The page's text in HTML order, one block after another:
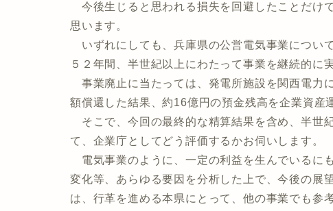
今後生じると思われる損失を回避したことだけ
思います。
いずれにしても、兵庫県の公営電気事業につい
５２年間、半世紀以上にわたって事業を継続的に
事業廃止に当たっては、発電所施設を関西電力
額償還した結果、約16億円の預金残高を企業資産
そこで、今回の最終的な精算結果を含め、半世
て、企業庁としてどう評価するかお伺いします。
電気事業のように、一定の利益を生んでいるに
変化等、あらゆる要因を分析した上で、今後の展
は、行革を進める本県にとって、他の事業でも参